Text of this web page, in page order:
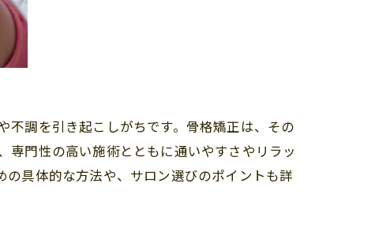
調を引き起こしがちです。骨格矯正は、その
門性の高い施術とともに通いやすさやリラッ
具体的な方法や、サロン選びのポイントも詳